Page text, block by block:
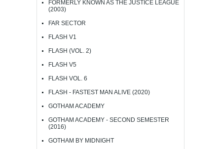
FORMERLY KNOWN AS THE JUSTICE LEAGUE
(2003)
FAR SECTOR
FLASH V1
FLASH (VOL. 2)
FLASH V5
FLASH VOL. 6
FLASH - FASTEST MAN ALIVE (2020)
GOTHAM ACADEMY
GOTHAM ACADEMY - SECOND SEMESTER
(2016)
GOTHAM BY MIDNIGHT